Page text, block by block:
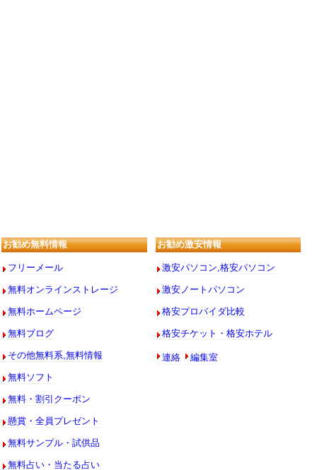
お勧め無料情報
フリーメール
無料オンラインストレージ
無料ホームページ
無料ブログ
その他無料系,無料情報
無料ソフト
無料・割引クーポン
懸賞・全員プレゼント
無料サンプル・試供品
無料占い・当たる占い
お勧め激安情報
激安パソコン,格安パソコン
激安ノートパソコン
格安プロバイダ比較
格安チケット・格安ホテル
連絡 編集室